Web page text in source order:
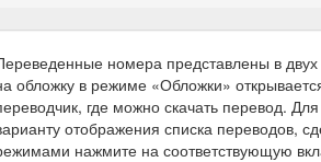
номера представлены в
обложку в режиме «Обложки»
где можно скачать перевод.
отображения списка переводов,
нажмите на соответствующую